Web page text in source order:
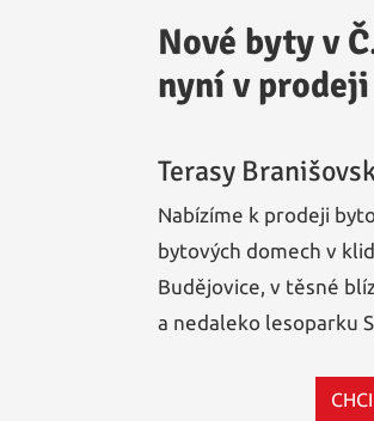
Nové byty v
nyní v prodeji
Terasy
Nabízíme k prodeji
bytových domech v
Budějovice, v těsné
a nedaleko lesoparku